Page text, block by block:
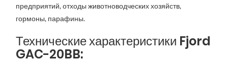
предприятий, отходы животноводческих хозяйств,
гормоны, парафины.
Технические характеристики Fjord
GAC-20BB: